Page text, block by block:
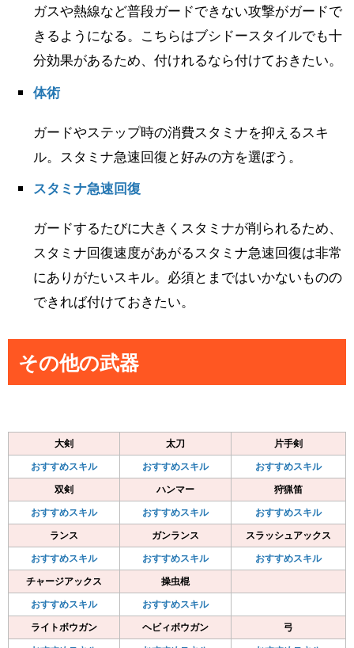
ガスや熱線など普段ガードできない攻撃がガードで
きるようになる。こちらはブシドースタイルでも十
分効果があるため、付けれるなら付けておきたい。
体術
ガードやステップ時の消費スタミナを抑えるスキ
ル。スタミナ急速回復と好みの方を選ぼう。
スタミナ急速回復
ガードするたびに大きくスタミナが削られるため、
スタミナ回復速度があがるスタミナ急速回復は非常
にありがたいスキル。必須とまではいかないものの
できれば付けておきたい。
その他の武器
大剣 太刀
片手剣
おすすめスキル
おすすめスキル
おすすめスキル
双剣
ハンマー
狩猟笛
おすすめスキル
おすすめスキル
おすすめスキル
ランス
ガンランス
スラッシュアックス
おすすめスキル
おすすめスキル
おすすめスキル
チャージアックス
操虫棍
おすすめスキル
おすすめスキル
ライトボウガン
ヘビィボウガン
弓